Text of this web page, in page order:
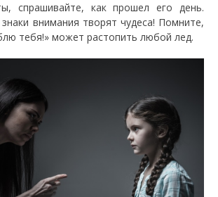
спрашивайте, как прошел его день.
внимания творят чудеса! Помните,
тебя!» может растопить любой лед.